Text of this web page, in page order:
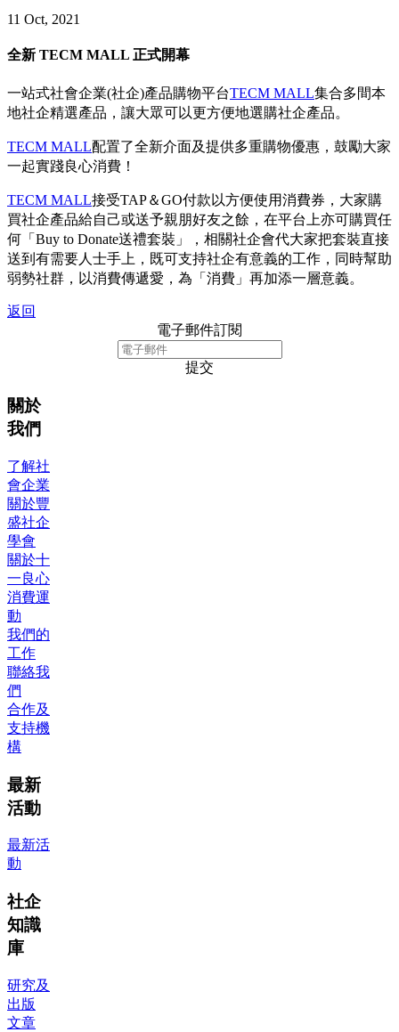
11 Oct, 2021
全新 TECM MALL 正式開幕
一站式社會企業(社企)產品購物平台TECM MALL集合多間本
地社企精選產品，讓大眾可以更方便地選購社企產品。
TECM MALL配置了全新介面及提供多重購物優惠，鼓勵大家
一起實踐良心消費！
TECM MALL接受TAP＆GO付款以方便使用消費券，大家購
買社企產品給自己或送予親朋好友之餘，在平台上亦可購買任
何「Buy to Donate送禮套裝」，相關社企會代大家把套裝直接
送到有需要人士手上，既可支持社企有意義的工作，同時幫助
弱勢社群，以消費傳遞愛，為「消費」再加添一層意義。
返回
電子郵件訂閱
提交
關於
我們
了解社
會企業
關於豐
盛社企
學會
關於十
一良心
消費運
動
我們的
工作
聯絡我
們
合作及
支持機
構
最新
活動
最新活
動
社企
知識
庫
研究及
出版
文章